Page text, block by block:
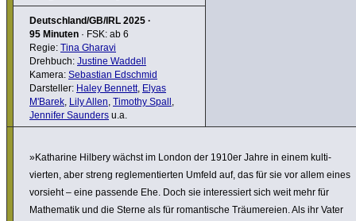
Deutschland/GB/IRL 2025 ·
95 Minuten · FSK: ab 6
Regie: Tina Gharavi
Drehbuch: Justine Waddell
Kamera: Sebastian Edschmid
Darsteller: Haley Bennett, Elyas
M'Barek, Lily Allen, Timothy Spall ,
Jennifer Saunders u.a.
»Katharine Hilbery wächst im London der 1910er Jahre in einem kulti­
vierten, aber streng regle­men­tierten Umfeld auf, das für sie vor allem eines
vorsieht – eine passende Ehe. Doch sie inter­es­siert sich weit mehr für
Mathe­matik und die Sterne als für roman­ti­sche Träu­me­reien. Als ihr Vater